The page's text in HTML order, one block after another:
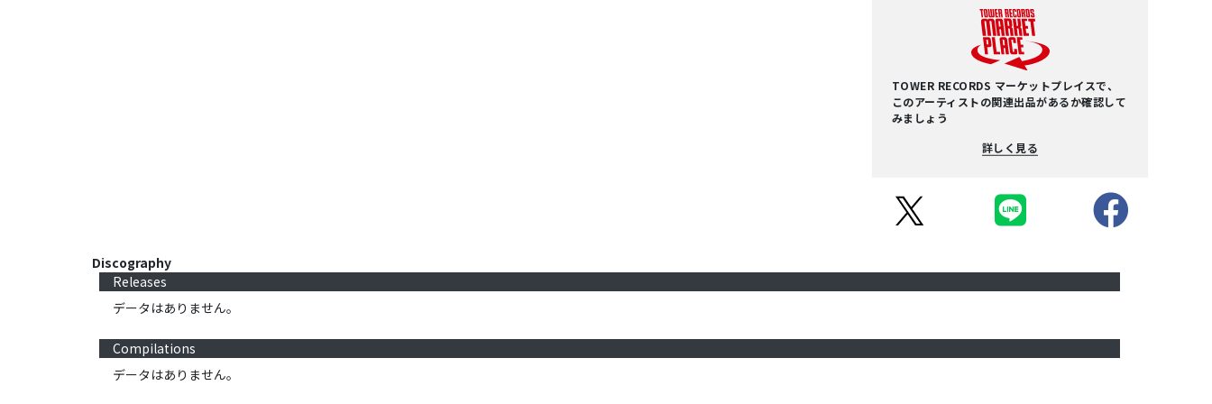
TOWER RECORDS マーケットプレイスで、
このアーティストの関連出品があるか確認して
みましょう
詳しく見る
Discography
Releases
データはありません。
Compilations
データはありません。